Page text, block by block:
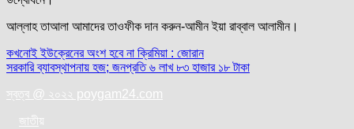
আল্লাহ তাআলা আমাদের তাওফীক দান করুন-আমীন ইয়া রাব্বাল আলামীন।
Post
navigation
কখনোই ইউক্রেনের অংশ হবে না ক্রিমিয়া : জোরান
সরকারি ব্যাবস্থাপনায় হজ; জনপ্রতি ৬ লাখ ৮৩ হাজার ১৮ টাকা
স্বত্ব @ ২০২২ poygam24.com
জাতীয়